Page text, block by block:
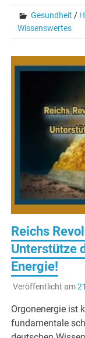
Gesundheit /
Wissenswertes
Reichs
Unterstütze
Energie!
Veröffentlicht am
Orgonenergie ist
fundamentale